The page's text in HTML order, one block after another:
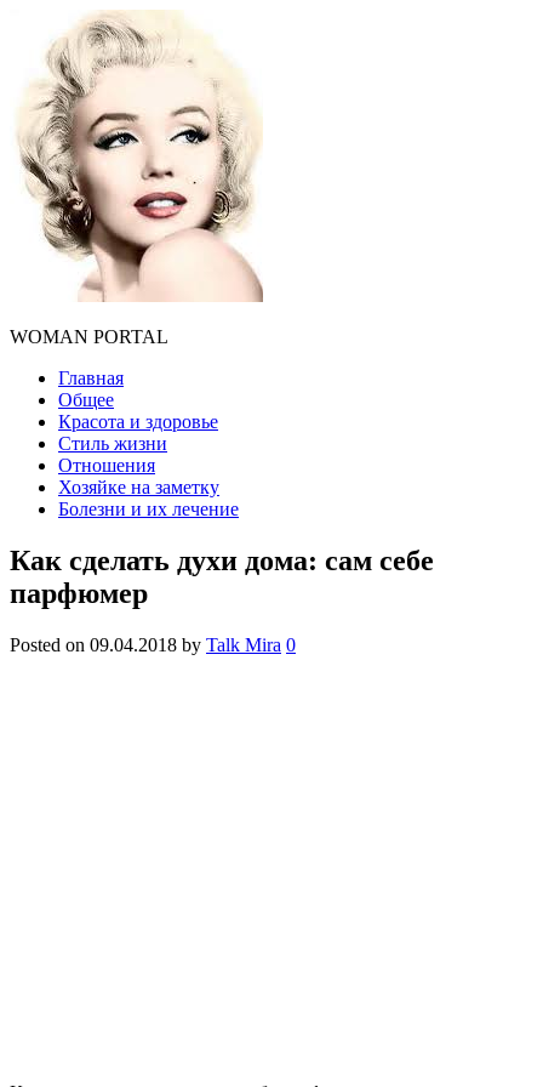
WOMAN PORTAL
Главная
Общее
Красота и здоровье
Стиль жизни
Отношения
Хозяйке на заметку
Болезни и их лечение
Как сделать духи дома: сам себе
парфюмер
Posted on 09.04.2018 by Talk Mira 0